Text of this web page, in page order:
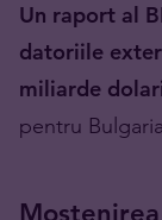
Un raport al
datoriile
miliarde
pentru